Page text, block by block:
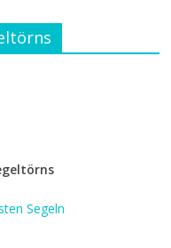
Segeln